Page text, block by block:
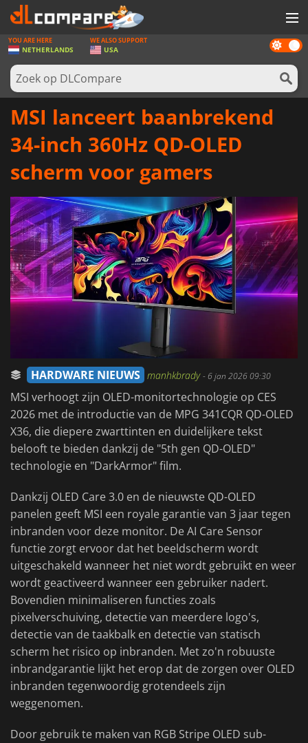
SPELLEN
GAME CARDS
SOFTWARE
Dark
mode
YOU ARE HERE
NETHERLANDS
WE ALSO SUPPORT
USA
MSI lanceert baanbrekend
34-inch 360Hz QD-OLED
scherm voor gamers
HARDWARE NIEUWS manhkbrady-6 jan 2026 09:30
MSI verhoogt zijn OLED-monitortechnologie op CES
2026 met de introductie van de MPG 341CQR QD-OLED
X36, die diepere zwarttinten en duidelijkere tekst
belooft te bieden dankzij de "5th gen QD-OLED"
technologie en "DarkArmor" film.
Dankzij OLED Care 3.0 en de nieuwste QD-OLED
panelen geeft MSI een royale garantie van 3 jaar tegen
inbranden voor deze monitor. De AI Care Sensor
functie zorgt ervoor dat het beeldscherm wordt
uitgeschakeld wanneer het niet wordt gebruikt en weer
wordt geactiveerd wanneer een gebruiker nadert.
Bovendien minimaliseren functies zoals
pixelverschuiving, detectie van meerdere logo's,
detectie van de taakbalk en detectie van statisch
scherm het risico op inbranden. Met zo'n robuuste
inbrandgarantie lijkt het erop dat de zorgen over OLED
inbranden tegenwoordig grotendeels zijn
weggenomen.
Door gebruik te maken van RGB Stripe OLED sub-